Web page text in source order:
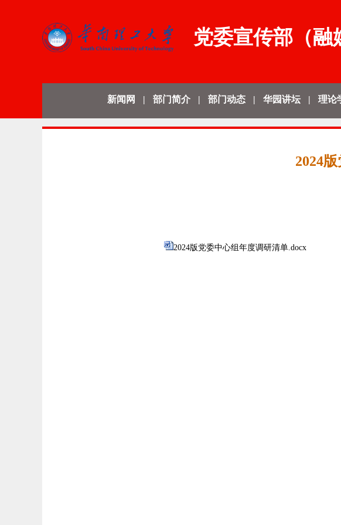
党委宣传部（融
新闻网 | 部门简介 | 部门动态 | 华园讲坛 | 理论
2024
2024版党委中心组年度调研清单.docx